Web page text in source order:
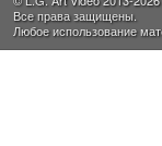
Все права защищены.
Любое использование